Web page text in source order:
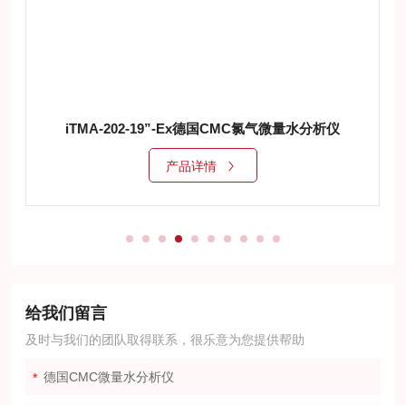
iTMA-202-19”-Ex德国CMC氯气微量水分析仪
产品详情
给我们留言
及时与我们的团队取得联系，很乐意为您提供帮助